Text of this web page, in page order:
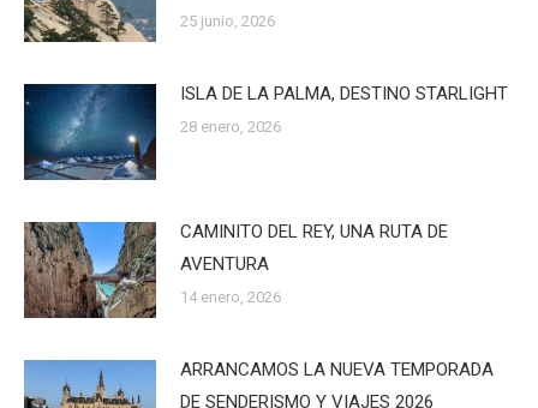
25 junio, 2026
ISLA DE LA PALMA, DESTINO STARLIGHT
28 enero, 2026
CAMINITO DEL REY, UNA RUTA DE
AVENTURA
14 enero, 2026
ARRANCAMOS LA NUEVA TEMPORADA
DE SENDERISMO Y VIAJES 2026